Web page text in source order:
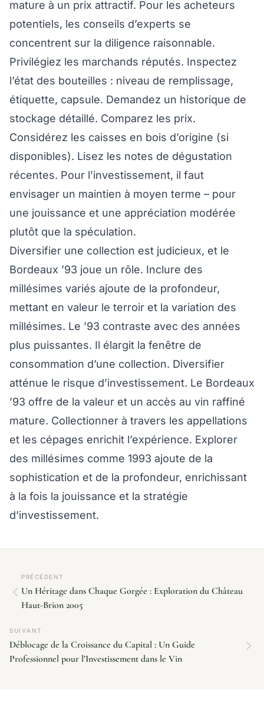
mature à un prix attractif. Pour les acheteurs
potentiels, les conseils d’experts se
concentrent sur la diligence raisonnable.
Privilégiez les marchands réputés. Inspectez
l’état des bouteilles : niveau de remplissage,
étiquette, capsule. Demandez un historique de
stockage détaillé. Comparez les prix.
Considérez les caisses en bois d’origine (si
disponibles). Lisez les notes de dégustation
récentes. Pour l’investissement, il faut
envisager un maintien à moyen terme – pour
une jouissance et une appréciation modérée
plutôt que la spéculation.
Diversifier une collection est judicieux, et le
Bordeaux ’93 joue un rôle. Inclure des
millésimes variés ajoute de la profondeur,
mettant en valeur le terroir et la variation des
millésimes. Le ’93 contraste avec des années
plus puissantes. Il élargit la fenêtre de
consommation d’une collection. Diversifier
atténue le risque d’investissement. Le Bordeaux
’93 offre de la valeur et un accès au vin raffiné
mature. Collectionner à travers les appellations
et les cépages enrichit l’expérience. Explorer
des millésimes comme 1993 ajoute de la
sophistication et de la profondeur, enrichissant
à la fois la jouissance et la stratégie
d’investissement.
PRÉCÉDENT
Un Héritage dans Chaque Gorgée : Exploration du Château
Haut-Brion 2005
SUIVANT
Déblocage de la Croissance du Capital : Un Guide
Professionnel pour l’Investissement dans le Vin